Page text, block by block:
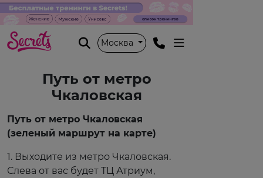
Москва
Путь от метро
Чкаловская
Путь от метро Чкаловская
(зеленый маршрут на карте)
1. Выходите из метро Чкаловская.
Слева от вас будет ТЦ Атриум,